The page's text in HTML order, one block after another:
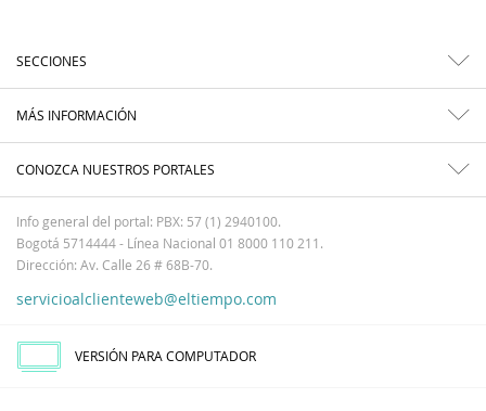
SECCIONES
MÁS INFORMACIÓN
CONOZCA NUESTROS PORTALES
Info general del portal: PBX: 57 (1) 2940100.
Bogotá 5714444 - Línea Nacional 01 8000 110 211.
Dirección: Av. Calle 26 # 68B-70.
servicioalclienteweb@eltiempo.com
VERSIÓN PARA COMPUTADOR